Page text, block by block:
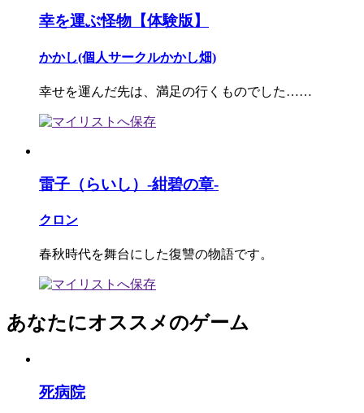
幸を運ぶ怪物【体験版】
かかし(個人サークルかかし畑)
幸せを運んだ先は、満足の行くものでした……
雷子（らいし）-紺碧の章-
クロン
春秋時代を舞台にした復讐の物語です。
あなたにオススメのゲーム
死病院